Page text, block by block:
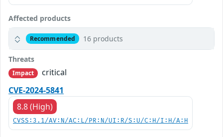
Affected products
Recommended 16 products
Threats
Impact
critical
CVE-2024-5841
8.8 (High)
CVSS:3.1/AV:N/AC:L/PR:N/UI:R/S:U/C:H/I:H/A:H